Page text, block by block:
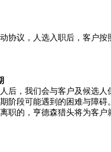
协议，人选入职后，客户按
后，我们会与客户及候选人
阶段可能遇到的困难与障碍
职的，亨德森猎头将为客户